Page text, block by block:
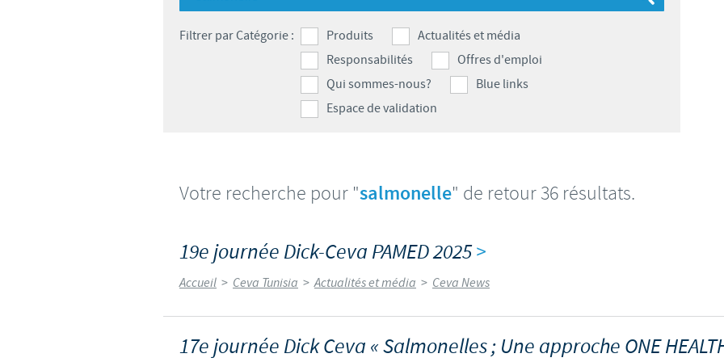
Bulgaria
Canada (EN)
Denmark
Middle East
Vous quittez le site pays pour accéder à un autre site du groupe.
SYSTÈME D'ALERTE
Filtrer par Catégorie : Produits
Actualités et média
Responsabilités
Offres d'emploi
Qui sommes-nous?
Blue links
Espace de validation
Votre recherche pour "salmonelle" de retour 36 résultats.
19e journée Dick-Ceva PAMED 2025>
Accueil > Ceva Tunisia > Actualités et média > Ceva News
17e journée Dick Ceva « Salmonelles ; Une approche ONE